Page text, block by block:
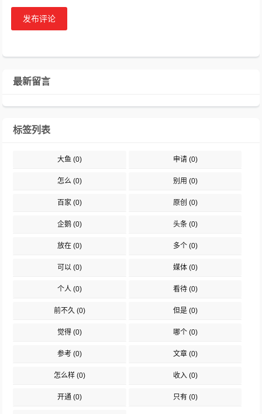
发布评论
最新留言
标签列表
大鱼 (0) 申请(0)
怎么 (0) 别用 (0)
百家 (0) 原创 (0)
企鹅 (0) 头条(0)
放在 (0) 多个(0)
可以 (0) 媒体(0)
个人 (0) 看待(0)
前不久 (0) 但是(0)
觉得 (0) 哪个(0)
参考 (0) 文章(0)
怎么样 (0) 收入(0)
开通 (0) 只有(0)